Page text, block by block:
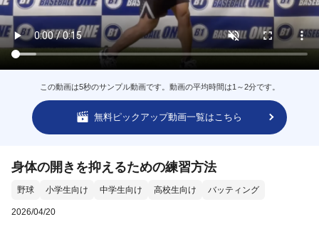
この動画は5秒のサンプル動画です。動画の平均時間は1～2分です。
無料ピックアップ動画一覧はこちら
身体の開きを抑えるための練習方法
野球 小学生向け 中学生向け 高校生向け バッティング
2026/04/20